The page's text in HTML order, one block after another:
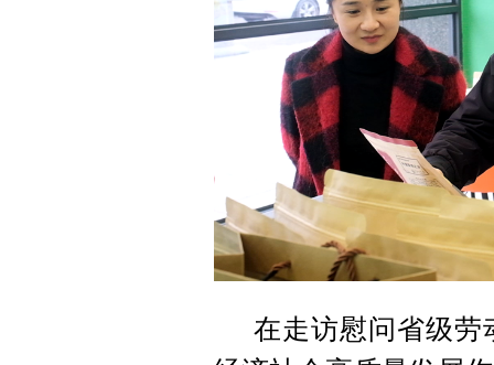
在走访慰问省级劳